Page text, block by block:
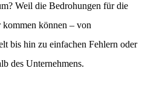
Weil die Bedrohungen für die
können – von
bis hin zu einfachen Fehlern oder
des Unternehmens.